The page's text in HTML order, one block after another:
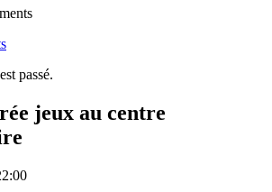
passé.
jeux au centre